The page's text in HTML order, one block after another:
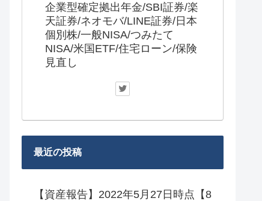
企業型確定拠出年金/SBI証券/楽
天証券/ネオモバ/LINE証券/日本
個別株/一般NISA/つみたて
NISA/米国ETF/住宅ローン/保険
見直し
最近の投稿
【資産報告】2022年5月27日時点【8